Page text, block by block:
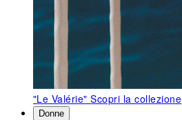
"Le Valérie"Scopri la collezione
Donne